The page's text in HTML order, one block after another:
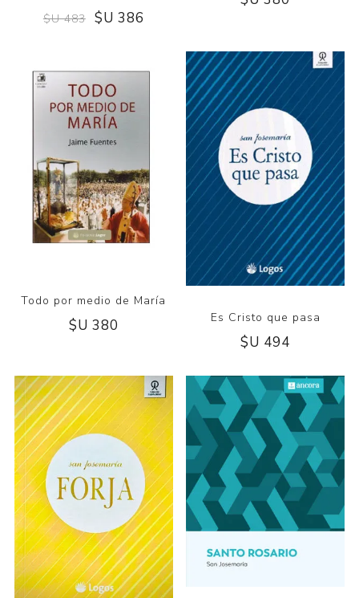
$U 483 $U 386
Todo por medio de María
$U 380 Es Cristo que pasa
$U 494